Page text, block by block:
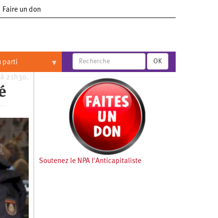
Faire un don
parti OK
21h30.
Soutenez le NPA l'Anticapitaliste